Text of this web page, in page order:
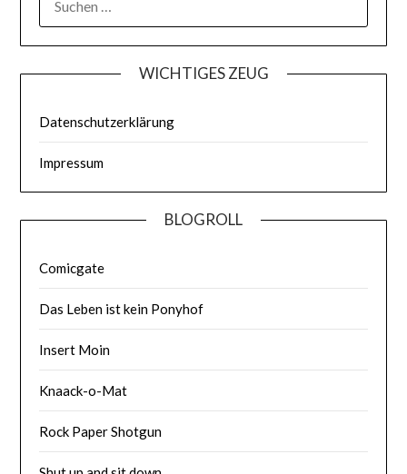
WICHTIGES ZEUG
Datenschutzerklärung
Impressum
BLOGROLL
Comicgate
Das Leben ist kein Ponyhof
Insert Moin
Knaack-o-Mat
Rock Paper Shotgun